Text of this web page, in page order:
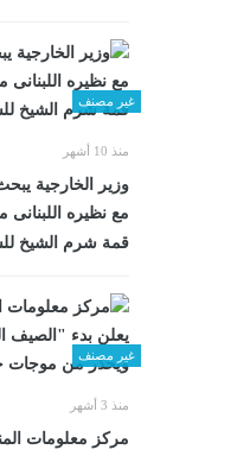
غير مصنف
منذ 10 أشهر
وزير الخارجية
مع نظيره
قمة شرم الشيخ
غير مصنف
منذ 3 أشهر
مركز معلومات